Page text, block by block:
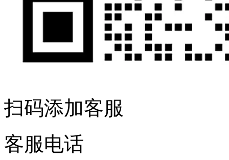
扫码添加客服
客服电话